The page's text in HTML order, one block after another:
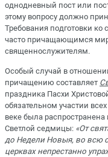
однодневный пост или
этому вопросу должно
Требования подготовки
часто причащающимся
священнослужителям.
Особый случай в
причащению составляет
праздника Пасхи
обязательном участии
веке была
Светлой седмицы: «От
до Недели Новыя, во всю
церквах непрестанно